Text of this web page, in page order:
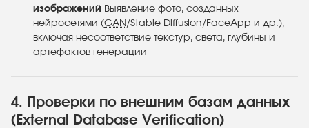
изображений Выявление фото, созданных
нейросетями (GAN/Stable Diffusion/FaceApp и др.),
включая несоответствие текстур, света, глубины и
артефактов генерации
4. Проверки по внешним базам данных
(External Database Verification)